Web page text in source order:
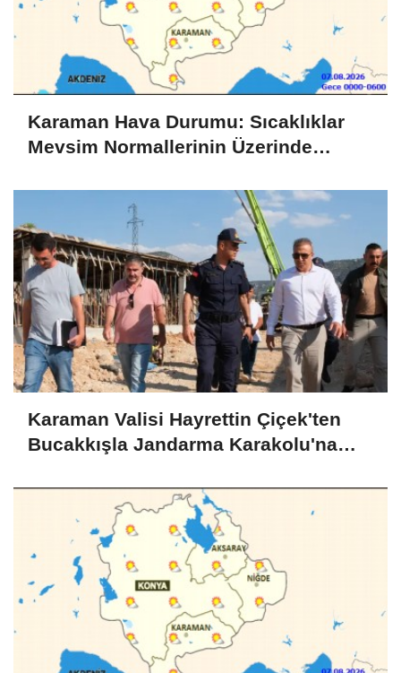
Karaman Hava Durumu: Sıcaklıklar
Mevsim Normallerinin Üzerinde
Karaman Valisi Hayrettin Çiçek'ten
Bucakkışla Jandarma Karakolu'na